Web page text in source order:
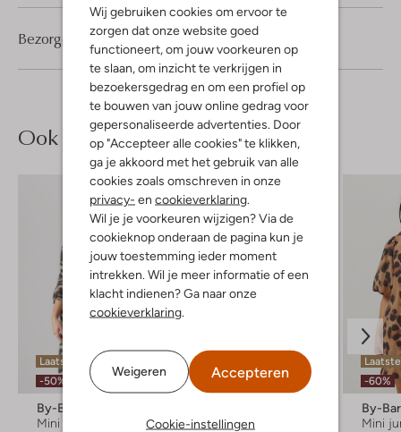
Wij gebruiken cookies om ervoor te
zorgen dat onze website goed
functioneert, om jouw voorkeuren op
te slaan, om inzicht te verkrijgen in
bezoekersgedrag en om een profiel op
te bouwen van jouw online gedrag voor
gepersonaliseerde advertenties. Door
op "Accepteer alle cookies" te klikken,
ga je akkoord met het gebruik van alle
cookies zoals omschreven in onze
privacy- en cookieverklaring
Wil je je voorkeuren wijzigen? Via de
cookieknop onderaan de pagina kun je
jouw toestemming ieder moment
intrekken. Wil je meer informatie of een
klacht indienen? Ga naar onze
cookieverklaring
Weigeren Accepteren
Cookie-instellingen
Bezorgen & retourneren
Ook iets voor jou?
Laatste item
-50%
By-Bar
Mini jurk
Mini jurk
-60%
By-Bar
Mini